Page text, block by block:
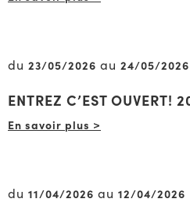
du 23/05/2026 au 24/05/2026
ENTREZ C’EST OUVERT!
En savoir plus >
du 11/04/2026 au 12/04/2026